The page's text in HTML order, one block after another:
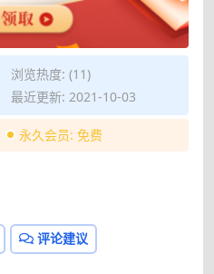
浏览热度: (11)
最近更新: 2021-10-03
永久会员: 免费
评论建议